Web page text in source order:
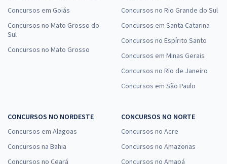
Concursos em Goiás
Concursos no Mato Grosso do
Sul
Concursos no Mato Grosso
Concursos no Rio Grande do Sul
Concursos em Santa Catarina
Concursos no Espírito Santo
Concursos em Minas Gerais
Concursos no Rio de Janeiro
Concursos em São Paulo
CONCURSOS NO NORDESTE
Concursos em Alagoas
Concursos na Bahia
Concursos no Ceará
CONCURSOS NO NORTE
Concursos no Acre
Concursos no Amazonas
Concursos no Amapá